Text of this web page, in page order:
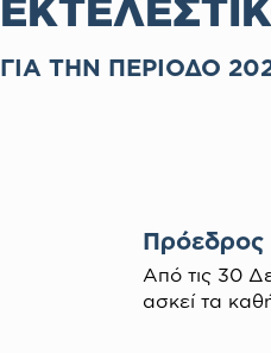
ΓΙΑ ΤΗΝ ΠΕΡΙΟΔΟ
Πρόεδρος
Από τις 30
ασκεί τα